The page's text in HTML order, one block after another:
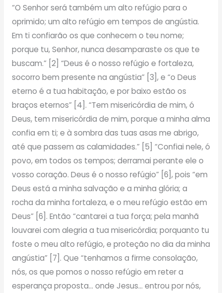
“O Senhor será também um alto refúgio para o
oprimido; um alto refúgio em tempos de angústia.
Em ti confiarão os que conhecem o teu nome;
porque tu, Senhor, nunca desamparaste os que te
buscam.” [2] “Deus é o nosso refúgio e fortaleza,
socorro bem presente na angústia” [3], e “o Deus
eterno é a tua habitação, e por baixo estão os
braços eternos” [4]. “Tem misericórdia de mim, ó
Deus, tem misericórdia de mim, porque a minha alma
confia em ti; e à sombra das tuas asas me abrigo,
até que passem as calamidades.” [5] “Confiai nele, ó
povo, em todos os tempos; derramai perante ele o
vosso coração. Deus é o nosso refúgio” [6], pois “em
Deus está a minha salvação e a minha glória; a
rocha da minha fortaleza, e o meu refúgio estão em
Deus” [6]. Então “cantarei a tua força; pela manhã
louvarei com alegria a tua misericórdia; porquanto tu
foste o meu alto refúgio, e proteção no dia da minha
angústia” [7]. Que “tenhamos a firme consolação,
nós, os que pomos o nosso refúgio em reter a
esperança proposta… onde Jesus… entrou por nós,